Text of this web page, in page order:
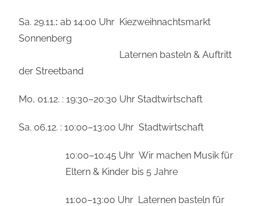
Sa. 29.11.: ab 14:00 Uhr Kiezweihnachtsmarkt
Sonnenberg
Laternen basteln & Auftritt
der Streetband
Mo, 01.12. : 19:30–20:30 Uhr Stadtwirtschaft
Sa. 06.12. : 10:00–13:00 Uhr Stadtwirtschaft
10:00–10:45 Uhr Wir machen Musik für
Eltern & Kinder bis 5 Jahre
11:00–13:00 Uhr Laternen basteln für